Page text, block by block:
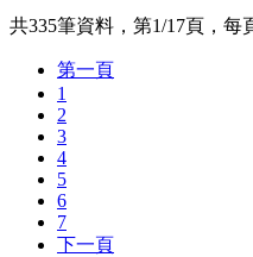
共335筆資料，第1/17頁，每
第一頁
1
2
3
4
5
6
7
下一頁